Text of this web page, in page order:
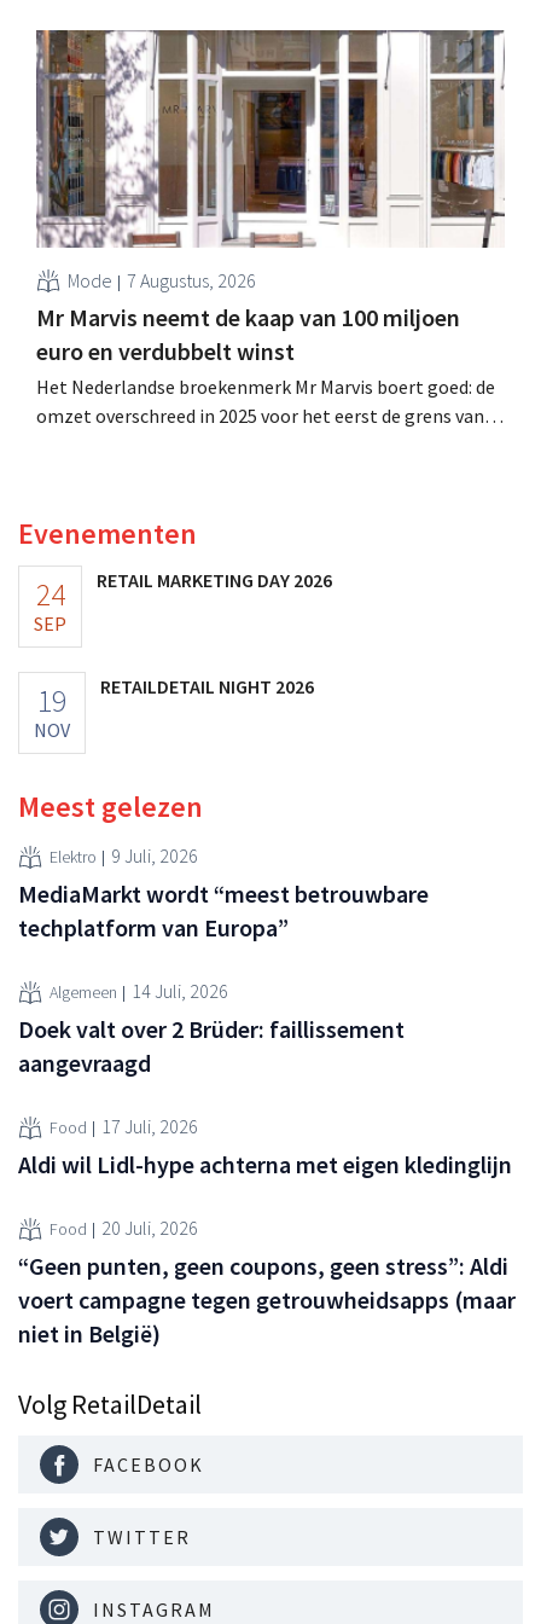
is dan een jaar eerder. Na die beter dan verwachte start
verhoogt het bedrijf ook zijn vooruitzichten voor het
volledige boekjaar.
Mode 7 Augustus, 2026
Mr Marvis neemt de kaap van 100 miljoen
euro en verdubbelt winst
Het Nederlandse broekenmerk Mr Marvis boert goed: de
omzet overschreed in 2025 voor het eerst de grens van
Evenementen
24
SEP
RETAIL MARKETING DAY 2026
19
NOV
RETAILDETAIL NIGHT 2026
Meest gelezen
Elektro 9 Juli, 2026
MediaMarkt wordt “meest betrouwbare
techplatform van Europa”
Algemeen 14 Juli, 2026
Doek valt over 2 Brüder: faillissement
aangevraagd
Food 17 Juli, 2026
Aldi wil Lidl-hype achterna met eigen kledinglijn
Food 20 Juli, 2026
“Geen punten, geen coupons, geen stress”: Aldi
voert campagne tegen getrouwheidsapps (maar
niet in België)
Volg RetailDetail
FACEBOOK
TWITTER
INSTAGRAM